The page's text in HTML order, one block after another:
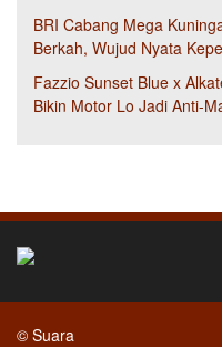
BRI Cabang Mega
Berkah, Wujud Nyata
Fazzio Sunset Blue x
Bikin Motor Lo Jadi Anti-
© Suara